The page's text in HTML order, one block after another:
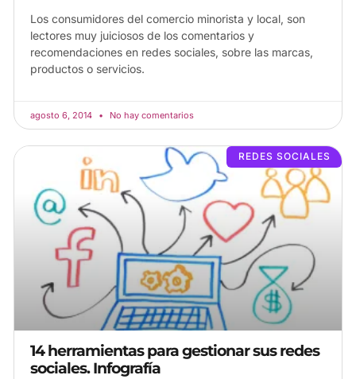
Los consumidores del comercio minorista y local, son
lectores muy juiciosos de los comentarios y
recomendaciones en redes sociales, sobre las marcas,
productos o servicios.
agosto 6, 2014 No hay comentarios
REDES SOCIALES
14 herramientas para gestionar sus redes
sociales. Infografía